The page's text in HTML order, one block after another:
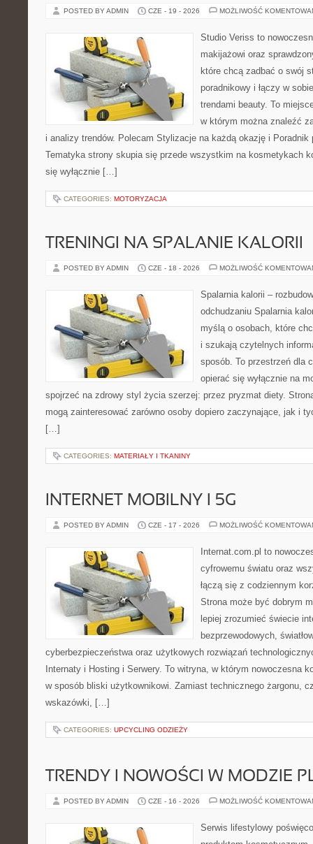
POSTED BY ADMIN CZE - 19 - 2026 MOŻLIWOŚĆ
Studio Veriss to
makijażowi oraz
które chcą zadbać o swój
poradnikowy i łączy w
trendami beauty. To
w którym można znaleźć
i analizy trendów. Polecam Stylizacje na każdą okazję i
Tematyka strony skupia się przede wszystkim na kosmetykach
się wyłącznie […]
CATEGORIES: MOTORYZACJA
TRENINGI NA SPALANIE KALORII
POSTED BY ADMIN CZE - 18 - 2026 MOŻLIWOŚĆ
Spalarnia kalorii –
odchudzaniu Spalarnia
myślą o osobach, które
i szukają czytelnych
sposób. To przestrzeń dla
opierać się wyłącznie na
spojrzeć na zdrowy styl życia szerzej: przez pryzmat diety.
mogą zainteresować zarówno osoby dopiero zaczynające, jak i
[…]
CATEGORIES: MATERIAŁY I TKANINY
INTERNET MOBILNY I 5G
POSTED BY ADMIN CZE - 17 - 2026 MOŻLIWOŚĆ
Internat.com.pl to
cyfrowemu światu oraz
łączą się z codziennym
Strona może być dobrym
lepiej zrozumieć świecie
bezprzewodowych,
cyberbezpieczeństwa oraz użytkowych rozwiązań
Internaty i Hosting i Serwery. To witryna, w którym nowoczesna
w sposób bliski użytkownikowi. Zamiast technicznego żargonu,
wskazówki, […]
CATEGORIES: UPCYCLING ODZIEŻY
TRENDY I NOWOŚCI W MODZIE
POSTED BY ADMIN CZE - 16 - 2026 MOŻLIWOŚĆ
Serwis lifestylowy